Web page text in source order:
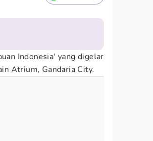
Indonesia' yang digelar
Atrium, Gandaria City.